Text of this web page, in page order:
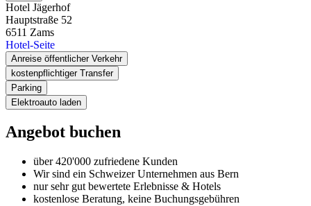
Hotel Jägerhof
Hauptstraße 52
6511 Zams
Hotel-Seite
Anreise öffentlicher Verkehr
kostenpflichtiger Transfer
Parking
Elektroauto laden
Angebot buchen
über 420'000 zufriedene Kunden
Wir sind ein Schweizer Unternehmen aus Bern
nur sehr gut bewertete Erlebnisse & Hotels
kostenlose Beratung, keine Buchungsgebühren